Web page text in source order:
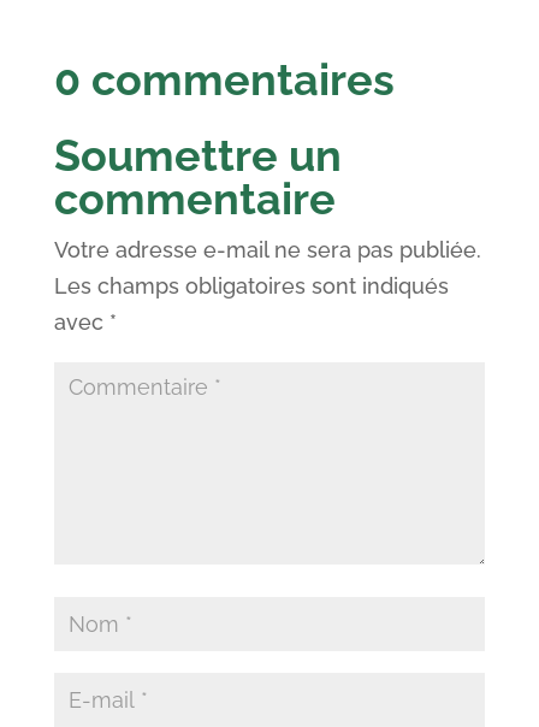
0 commentaires
Soumettre un
commentaire
Votre adresse e-mail ne sera pas publiée.
Les champs obligatoires sont indiqués
avec *